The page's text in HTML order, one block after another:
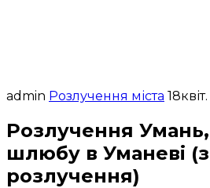
admin Розлучення міста 18квіт.
Розлучення
шлюбу в Уманеві
розлучення)